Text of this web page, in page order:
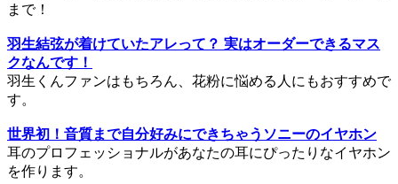
まで！
羽生結弦が着けていたアレって？ 実はオーダーできるマス
クなんです！
羽生くんファンはもちろん、花粉に悩める人にもおすすめで
す。
世界初！音質まで自分好みにできちゃうソニーのイヤホン
耳のプロフェッショナルがあなたの耳にぴったりなイヤホン
を作ります。